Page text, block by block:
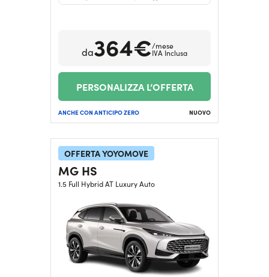
da364€/mese
IVA Inclusa
PERSONALIZZA L’OFFERTA
ANCHE CON ANTICIPO ZERO NUOVO
OFFERTA YOYOMOVE
MG HS
1.5 Full Hybrid AT Luxury Auto